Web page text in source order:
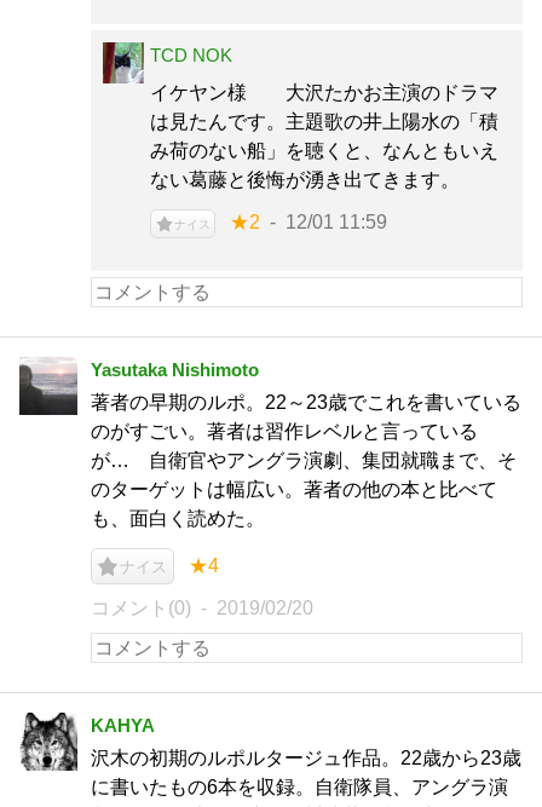
TCD NOK
イケヤン様 大沢たかお主演のドラマ
は見たんです。主題歌の井上陽水の「積
み荷のない船」を聴くと、なんともいえ
ない葛藤と後悔が湧き出てきます。
ナイス ★2 12/01 11:59
Yasutaka Nishimoto
著者の早期のルポ。22～23歳でこれを書いている
のがすごい。著者は習作レベルと言っている
が… 自衛官やアングラ演劇、集団就職まで、そ
のターゲットは幅広い。著者の他の本と比べて
も、面白く読めた。
ナイス ★4
コメント(0) 2019/02/20
KAHYA
沢木の初期のルポルタージュ作品。22歳から23歳
に書いたもの6本を収録。自衛隊員、アングラ演